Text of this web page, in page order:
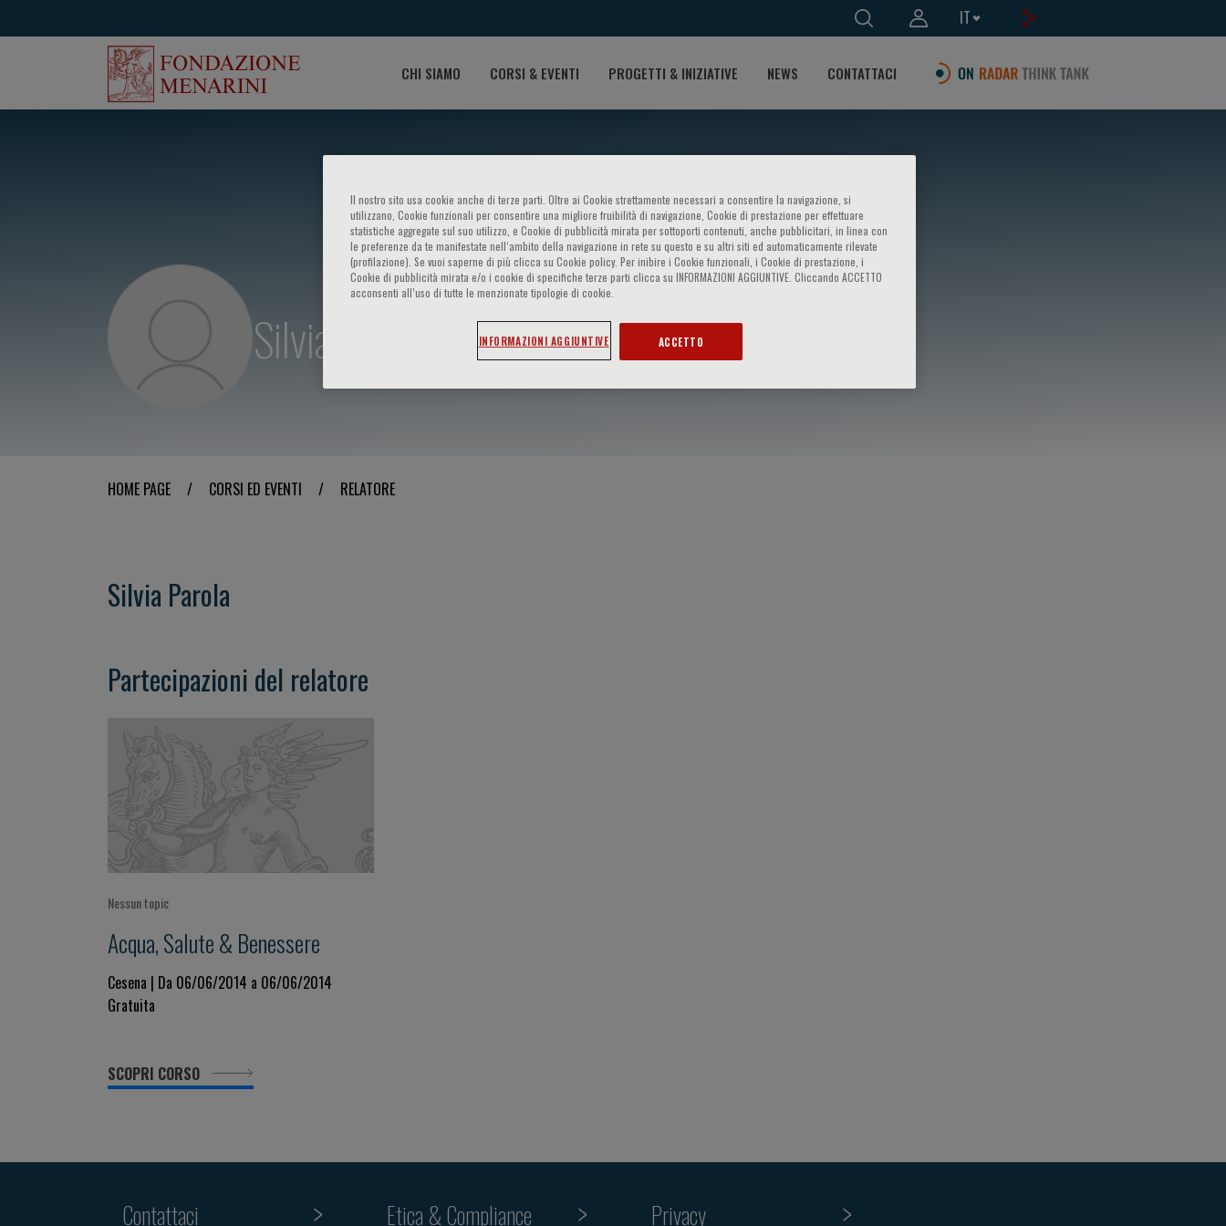
IT
CHI SIAMO CORSI & EVENTI PROGETTI & INIZIATIVE NEWS CONTATTACI
Silvia Parola
HOME PAGE / CORSI ED EVENTI / RELATORE
Silvia Parola
Partecipazioni del relatore
Nessun topic
Acqua, Salute & Benessere
Cesena | Da 06/06/2014 a 06/06/2014
Gratuita
SCOPRI CORSO
Contattaci Etica & Compliance Privacy
Il nostro sito usa cookie anche di terze parti. Oltre ai Cookie strettamente necessari a consentire la navigazione, si
utilizzano, Cookie funzionali per consentire una migliore fruibilità di navigazione, Cookie di prestazione per effettuare
statistiche aggregate sul suo utilizzo, e Cookie di pubblicità mirata per sottoporti contenuti, anche pubblicitari, in linea con
le preferenze da te manifestate nell‘ambito della navigazione in rete su questo e su altri siti ed automaticamente rilevate
(profilazione). Se vuoi saperne di più clicca su Cookie policy. Per inibire i Cookie funzionali, i Cookie di prestazione, i
Cookie di pubblicità mirata e/o i cookie di specifiche terze parti clicca su INFORMAZIONI AGGIUNTIVE. Cliccando ACCETTO
acconsenti all’uso di tutte le menzionate tipologie di cookie.
INFORMAZIONI AGGIUNTIVE ACCETTO